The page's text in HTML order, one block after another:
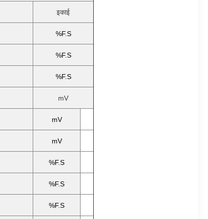
इकाई
%F.S
%F.S
%F.S
mV
mV
mV
%F.S
%F.S
%F.S